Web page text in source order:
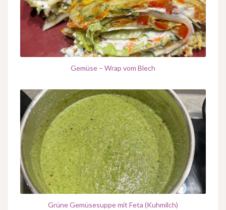
Gemüse – Wrap vom Blech
Grüne Gemüsesuppe mit Feta (Kuhmilch)